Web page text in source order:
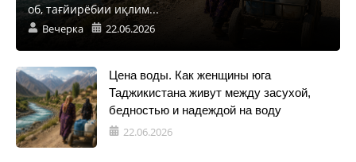
об, тағйирёбии иқлим...
Вечерка 22.06.2026
Цена воды. Как женщины юга
Таджикистана живут между засухой,
бедностью и надеждой на воду
22.06.2026